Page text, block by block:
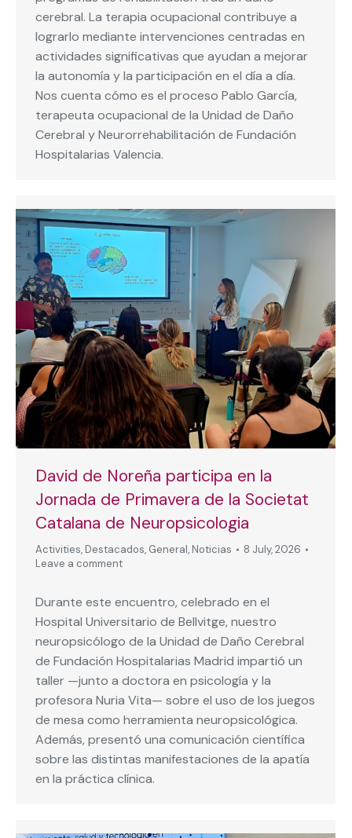
cerebral. La terapia ocupacional contribuye a
lograrlo mediante intervenciones centradas en
actividades significativas que ayudan a mejorar
la autonomía y la participación en el día a día.
Nos cuenta cómo es el proceso Pablo García,
terapeuta ocupacional de la Unidad de Daño
Cerebral y Neurorrehabilitación de Fundación
Hospitalarias Valencia.
David de Noreña participa en la
Jornada de Primavera de la Societat
Catalana de Neuropsicologia
Activities, Destacados, General, Noticias
8 July, 2026
Leave a comment
Durante este encuentro, celebrado en el
Hospital Universitario de Bellvitge, nuestro
neuropsicólogo de la Unidad de Daño Cerebral
de Fundación Hospitalarias Madrid impartió un
taller —junto a doctora en psicología y la
profesora Nuria Vita— sobre el uso de los juegos
de mesa como herramienta neuropsicológica.
Además, presentó una comunicación científica
sobre las distintas manifestaciones de la apatía
en la práctica clínica.